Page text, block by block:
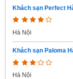
Khách sạn Perfect
Hà Nội
Khách sạn Paloma
Hà Nội